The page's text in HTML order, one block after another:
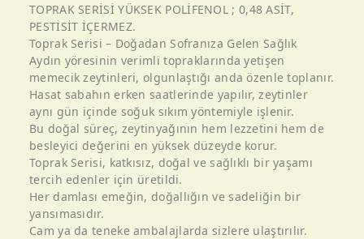
TOPRAK SERİSİ YÜKSEK POLİFENOL ; 0,48 ASİT,
PESTİSİT İÇERMEZ.
Toprak Serisi – Doğadan Sofranıza Gelen Sağlık
Aydın yöresinin verimli topraklarında yetişen
memecik zeytinleri, olgunlaştığı anda özenle toplanır.
Hasat sabahın erken saatlerinde yapılır, zeytinler
aynı gün içinde soğuk sıkım yöntemiyle işlenir.
Bu doğal süreç, zeytinyağının hem lezzetini hem de
besleyici değerini en yüksek düzeyde korur.
Toprak Serisi, katkısız, doğal ve sağlıklı bir yaşamı
tercih edenler için üretildi.
Her damlası emeğin, doğallığın ve sadeliğin bir
yansımasıdır.
Cam ya da teneke ambalajlarda sizlere ulaştırılır.